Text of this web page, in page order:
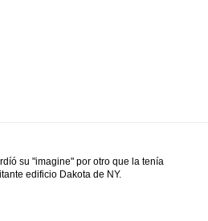
su "imagine" por otro que la tenía
edificio Dakota de NY.